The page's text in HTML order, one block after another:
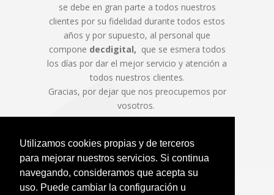
Utilizamos cookies propias y de terceros
para mejorar nuestros servicios. Si continua
navegando, consideramos que acepta su
uso. Puede cambiar la configuración u
se debe en gran parte a todos nuestros
clientes por su fidelidad durante todos estos
años y por supuesto, al personal que
compone decdigital, que se esmera todos
los días por dar el mejor servicio y atención a
todos nuestros clientes.
Gracias, por dejar que nos preocupemos por
vosotros.